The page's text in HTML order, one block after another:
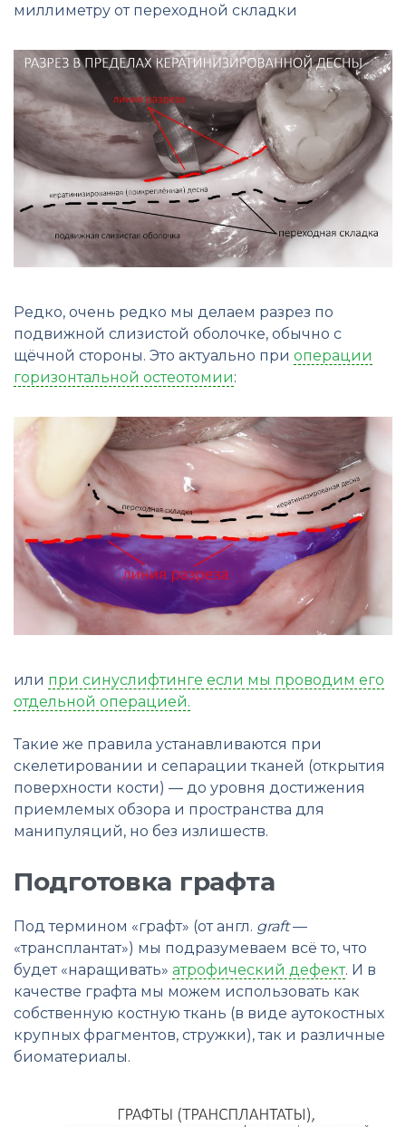
миллиметру от переходной складки
Редко, очень редко мы делаем разрез по
подвижной слизистой оболочке, обычно с
щёчной стороны. Это актуально при операции
горизонтальной остеотомии:
или при синуслифтинге если мы проводим его
отдельной операцией.
Такие же правила устанавливаются при
скелетировании и сепарации тканей (открытия
поверхности кости) — до уровня достижения
приемлемых обзора и пространства для
манипуляций, но без излишеств.
Подготовка графта
Под термином «графт» (от англ. graft—
«трансплантат») мы подразумеваем всё то, что
будет «наращивать» атрофический дефект. И в
качестве графта мы можем использовать как
собственную костную ткань (в виде аутокостных
крупных фрагментов, стружки), так и различные
биоматериалы.